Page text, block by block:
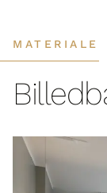
MATERIALE